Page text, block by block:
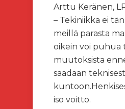
Arttu Keränen,
– Tekiniikka ei
meillä parasta
oikein voi puhua
muutoksista
saadaan
iso voitto.